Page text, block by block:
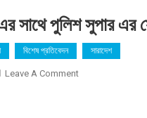
সাথে পুলিশ সুপার এর
বিশেষ প্রতিবেদন সারাদেশ
Leave A CommentOn